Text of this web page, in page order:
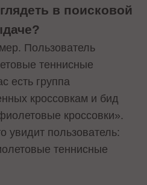
в поисковой
Пользователь
теннисные
есть группа
кроссовкам и бид
кроссовки».
увидит пользователь:
теннисные